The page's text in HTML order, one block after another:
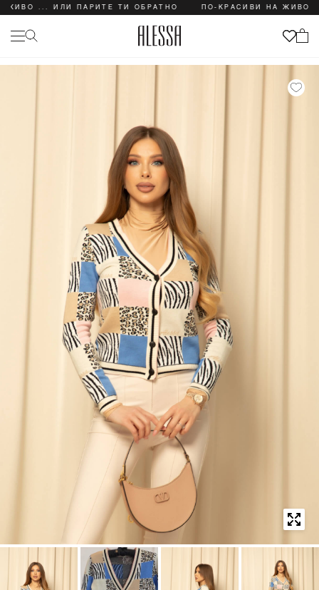
... ИЛИ ПАРИТЕ ТИ ОБРАТНО ПО-КРАСИВИ НА ЖИВО ...